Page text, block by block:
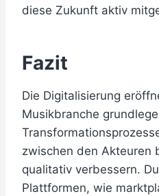
diese Zukunft aktiv
Fazit
Die Digitalisierung
Musikbranche
zwischen den Akteuren
qualitativ verbessern.
Plattformen, wie